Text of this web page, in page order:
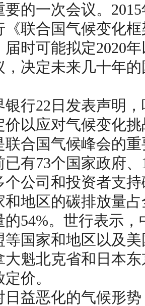
要的一次会议。
《联合国气候变化
届时可能拟定2020
，决定未来几十年
22日发表声明，
价以应对气候变化
联合国气候峰会的
已有73个国家政府
个公司和投资者支
和地区的碳排放量
的54%。世行表示，
等国家和地区以及
大魁北克省和日本
价。
恶化的气候形势